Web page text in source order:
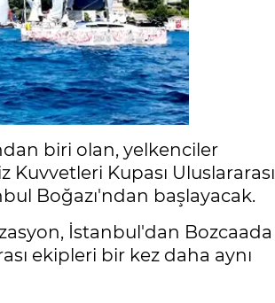
biri olan, yelkenciler
Kuvvetleri Kupası Uluslararası
Boğazı'ndan başlayacak.
İstanbul'dan Bozcaada
ekipleri bir kez daha aynı